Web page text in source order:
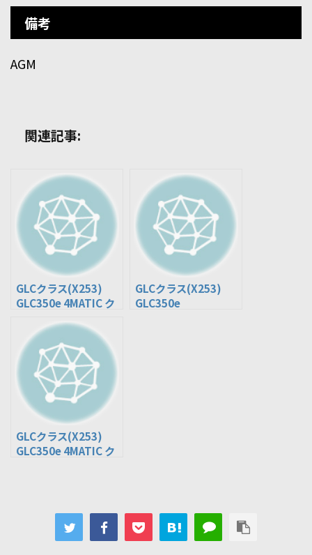
備考
AGM
関連記事:
GLCクラス(X253)
GLC350e 4MATIC ク
GLCクラス(X253)
GLC350e
GLCクラス(X253)
GLC350e 4MATIC ク